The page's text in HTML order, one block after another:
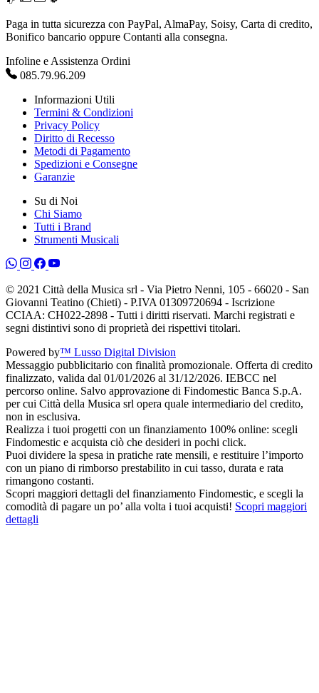
Paga in tutta sicurezza con PayPal, AlmaPay, Soisy, Carta di credito,
Bonifico bancario oppure Contanti alla consegna.
Infoline e Assistenza Ordini
085.79.96.209
Informazioni Utili
Termini & Condizioni
Privacy Policy
Diritto di Recesso
Metodi di Pagamento
Spedizioni e Consegne
Garanzie
Su di Noi
Chi Siamo
Tutti i Brand
Strumenti Musicali
© 2021 Città della Musica srl - Via Pietro Nenni, 105 - 66020 - San
Giovanni Teatino (Chieti) - P.IVA 01309720694 - Iscrizione
CCIAA: CH022-2898 - Tutti i diritti riservati. Marchi registrati e
segni distintivi sono di proprietà dei rispettivi titolari.
Powered by™ Lusso Digital Division
Messaggio pubblicitario con finalità promozionale. Offerta di credito
finalizzato, valida dal 01/01/2026 al 31/12/2026. IEBCC nel
percorso online. Salvo approvazione di Findomestic Banca S.p.A.
per cui Città della Musica srl opera quale intermediario del credito,
non in esclusiva.
Realizza i tuoi progetti con un finanziamento 100% online: scegli
Findomestic e acquista ciò che desideri in pochi click.
Puoi dividere la spesa in pratiche rate mensili, e restituire l’importo
con un piano di rimborso prestabilito in cui tasso, durata e rata
rimangono costanti.
Scopri maggiori dettagli del finanziamento Findomestic, e scegli la
comodità di pagare un po’ alla volta i tuoi acquisti! Scopri maggiori
dettagli